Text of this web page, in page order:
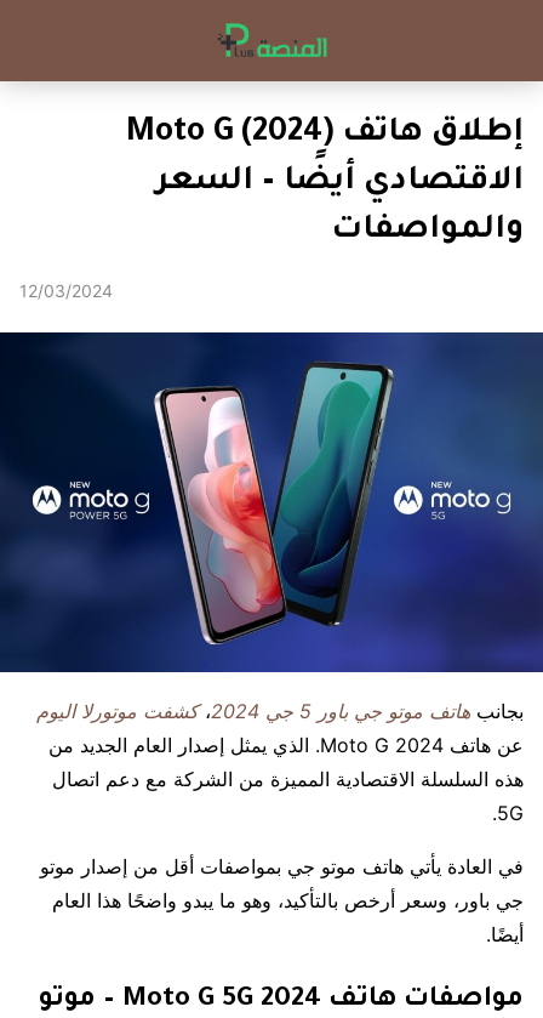
إطلاق هاتف Moto G (2024)
الاقتصادي أيضًا – السعر
والمواصفات
12/03/2024
بجانب هاتف موتو جي باور 5 جي 2024 ،كشفت موتورلا اليوم
عن هاتف Moto G 2024. الذي يمثل إصدار العام الجديد من
هذه السلسلة الاقتصادية المميزة من الشركة مع دعم اتصال
5G.
في العادة يأتي هاتف موتو جي بمواصفات أقل من إصدار موتو
جي باور، وسعر أرخص بالتأكيد، وهو ما يبدو واضحًا هذا العام
أيضًا.
مواصفات هاتف Moto G 5G 2024 – موتو